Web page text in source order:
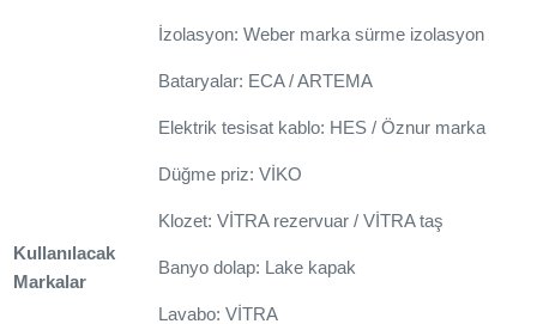
Kullanılacak
Markalar
İzolasyon: Weber marka sürme izolasyon
Bataryalar: ECA / ARTEMA
Elektrik tesisat kablo: HES / Öznur marka
Düğme priz: VİKO
Klozet: VİTRA rezervuar / VİTRA taş
Banyo dolap: Lake kapak
Lavabo: VİTRA